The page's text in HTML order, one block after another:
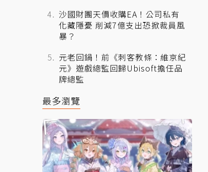
沙國財團天價收購EA！公司私有
化藏隱憂 削減7億支出恐掀裁員風
暴？
元老回鍋！前《刺客教條：維京紀
元》遊戲總監回歸Ubisoft擔任品
牌總監
最多瀏覽